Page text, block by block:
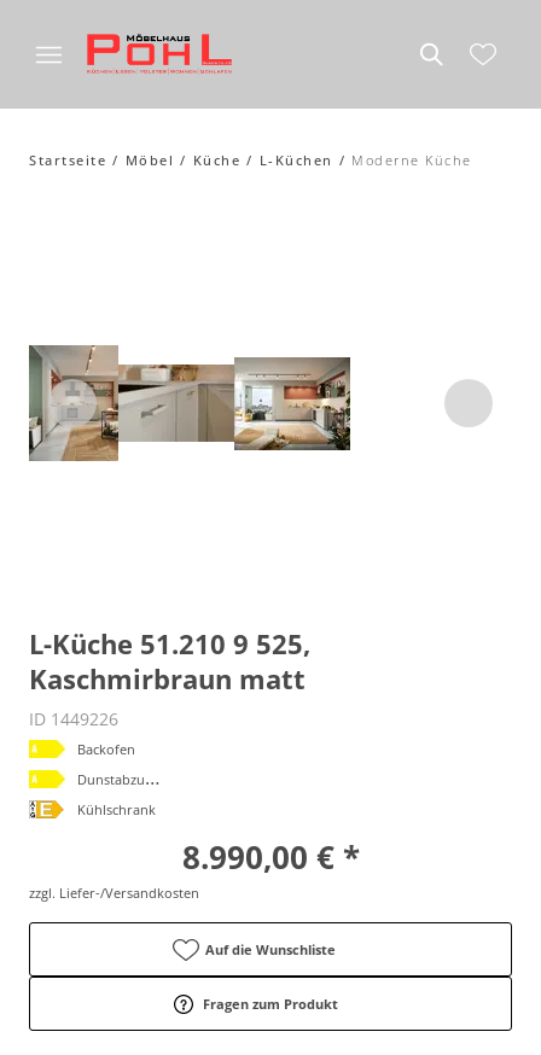
Startseite Möbel Küche L-Küchen Moderne Küche
L-Küche 51.210 9 525,
Kaschmirbraun matt
ID 1449226
Backofen
D
unstabzugshaube
Kühlschrank
8.990,00 € *
zzgl. Liefer-/Versandkosten
Auf die Wunschliste
Fragen zum Produkt